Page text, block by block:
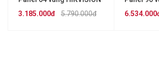
DS-PHA64-M5.790.000đ
3.185.000đ
DS-